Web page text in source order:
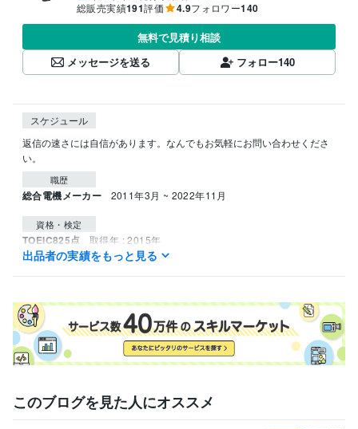
総販売実績191評価 4.9フォロワー140
無料で見積り相談
メッセージを送る
フォロー140
スケジュール
返信の速さには自信があります。なんでもお気軽にお問い合わせくださ
い。
職歴
総合電機メーカー 2011年3月 ~ 2022年11月
資格・検定
TOEIC825点 取得年 : 2015年
健康 英語 ダイエット
語学力
英語 ビジネスレベル
出品者の実績をもっと見る
このブログを見た人にオススメ